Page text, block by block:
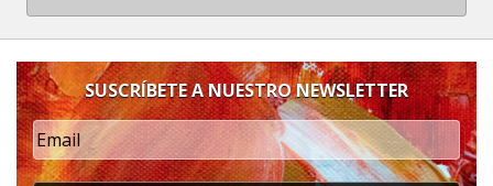
SUSCRÍBETE A NUESTRO NEWSLETTER